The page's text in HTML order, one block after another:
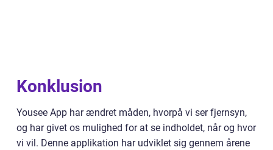
Konklusion
Yousee App har ændret måden, hvorpå vi ser fjernsyn,
og har givet os mulighed for at se indholdet, når og hvor
vi vil. Denne applikation har udviklet sig gennem årene